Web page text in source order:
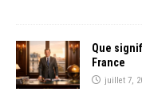
Que
France
juillet 7,